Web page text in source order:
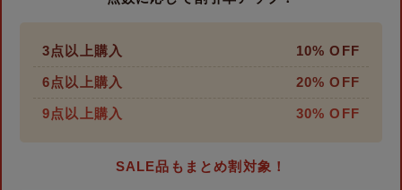
3点以上購入 10% OFF
6点以上購入 20% OFF
9点以上購入 30% OFF
SALE品もまとめ割対象！